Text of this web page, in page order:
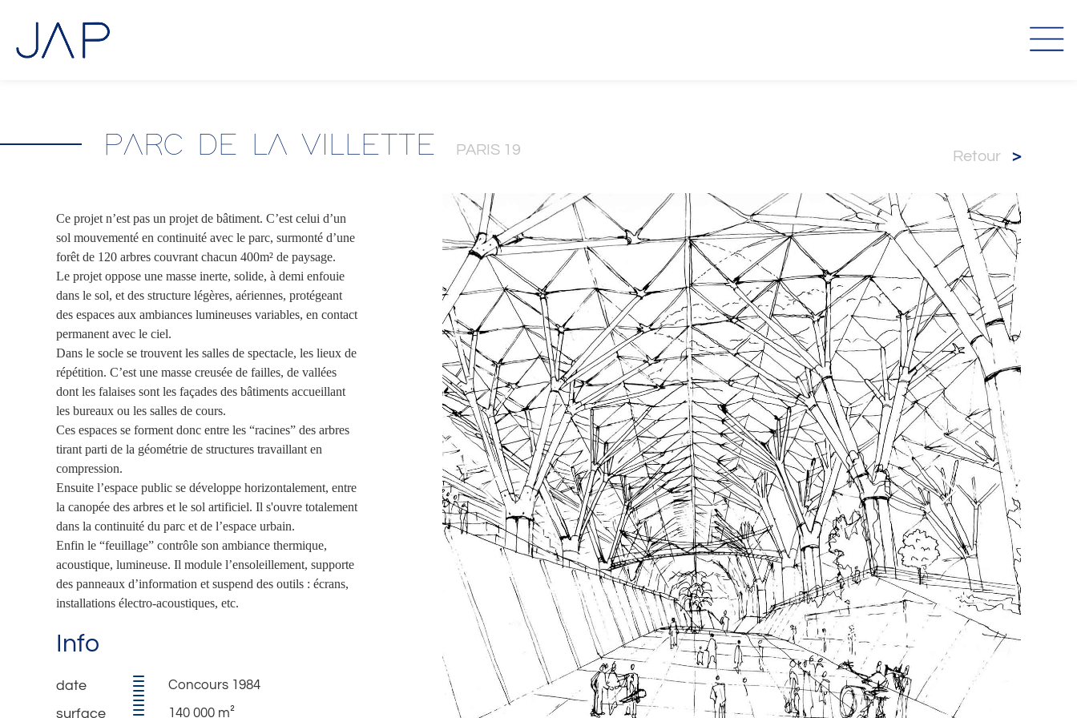
contenu
PARC DE LA VILLETTE PARIS 19 retour >
Ce projet n’est pas un projet de bâtiment. C’est celui d’un
sol mouvementé en continuité avec le parc, surmonté d’une
forêt de 120 arbres couvrant chacun 400m² de paysage.
Le projet oppose une masse inerte, solide, à demi enfouie
dans le sol, et des structure légères, aériennes, protégeant
des espaces aux ambiances lumineuses variables, en contact
permanent avec le ciel.
Dans le socle se trouvent les salles de spectacle, les lieux de
répétition. C’est une masse creusée de failles, de vallées
dont les falaises sont les façades des bâtiments accueillant
les bureaux ou les salles de cours.
Ces espaces se forment donc entre les “racines” des arbres
tirant parti de la géométrie de structures travaillant en
compression.
Ensuite l’espace public se développe horizontalement, entre
la canopée des arbres et le sol artificiel. Il s'ouvre totalement
dans la continuité du parc et de l’espace urbain.
Enfin le “feuillage” contrôle son ambiance thermique,
acoustique, lumineuse. Il module l’ensoleillement, supporte
des panneaux d’information et suspend des outils : écrans,
installations électro-acoustiques, etc.
Info
Concours 1984
140 000 m²